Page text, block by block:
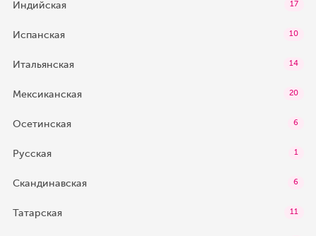
Индийская 17
Испанская 10
Итальянская 14
Мексиканская 20
Осетинская 6
Русская 1
Скандинавская 6
Татарская 11